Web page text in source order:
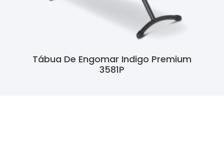
Tábua De Engomar Indigo Premium
3581P